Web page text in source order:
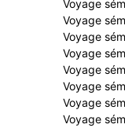
Voyage
Voyage
Voyage
Voyage
Voyage
Voyage
Voyage
Voyage